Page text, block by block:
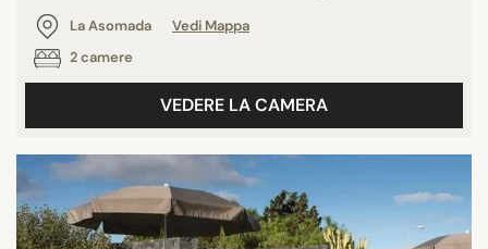
La Asomada
Vedi Mappa
2 camere
VEDERE LA CAMERA